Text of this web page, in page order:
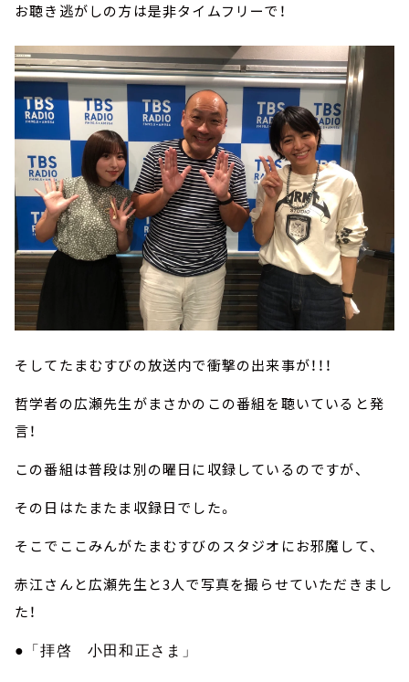
お聴き逃がしの方は是非タイムフリーで！
そしてたまむすびの放送内で衝撃の出来事が！！！
哲学者の広瀬先生がまさかのこの番組を聴いていると発
言！
この番組は普段は別の曜日に収録しているのですが、
その日はたまたま収録日でした。
そこでここみんがたまむすびのスタジオにお邪魔して、
赤江さんと広瀬先生と3人で写真を撮らせていただきまし
た！
●「拝啓 小田和正さま」